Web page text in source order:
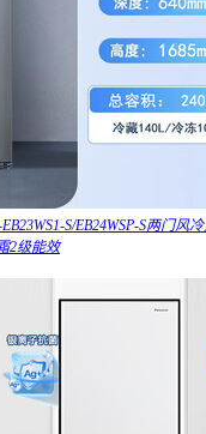
S/EB24WSP-S两门
2级能效